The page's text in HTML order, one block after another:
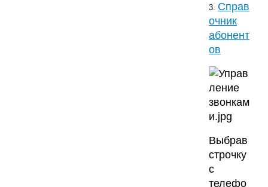
3. Справ
очник
абонент
ов
Выбрав
строчку
с
телефо